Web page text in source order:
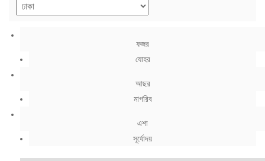
ফজর
যোহর
আছর
মাগরিব
এশা
সূর্যোদয়